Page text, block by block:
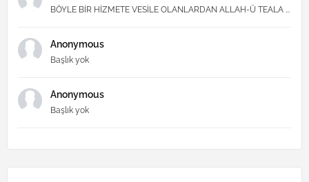
BÖYLE BİR HİZMETE VESİLE OLANLARDAN ALLAH-Ü TEALA ...
Anonymous
Başlık yok
Anonymous
Başlık yok